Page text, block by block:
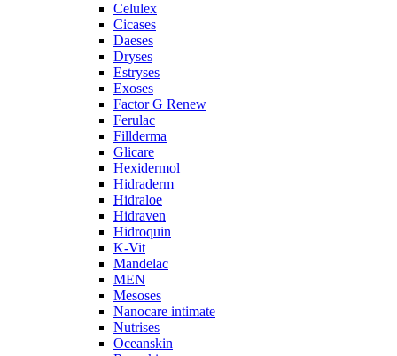
Celulex
Cicases
Daeses
Dryses
Estryses
Exoses
Factor G Renew
Ferulac
Fillderma
Glicare
Hexidermol
Hidraderm
Hidraloe
Hidraven
Hidroquin
K-Vit
Mandelac
MEN
Mesoses
Nanocare intimate
Nutrises
Oceanskin